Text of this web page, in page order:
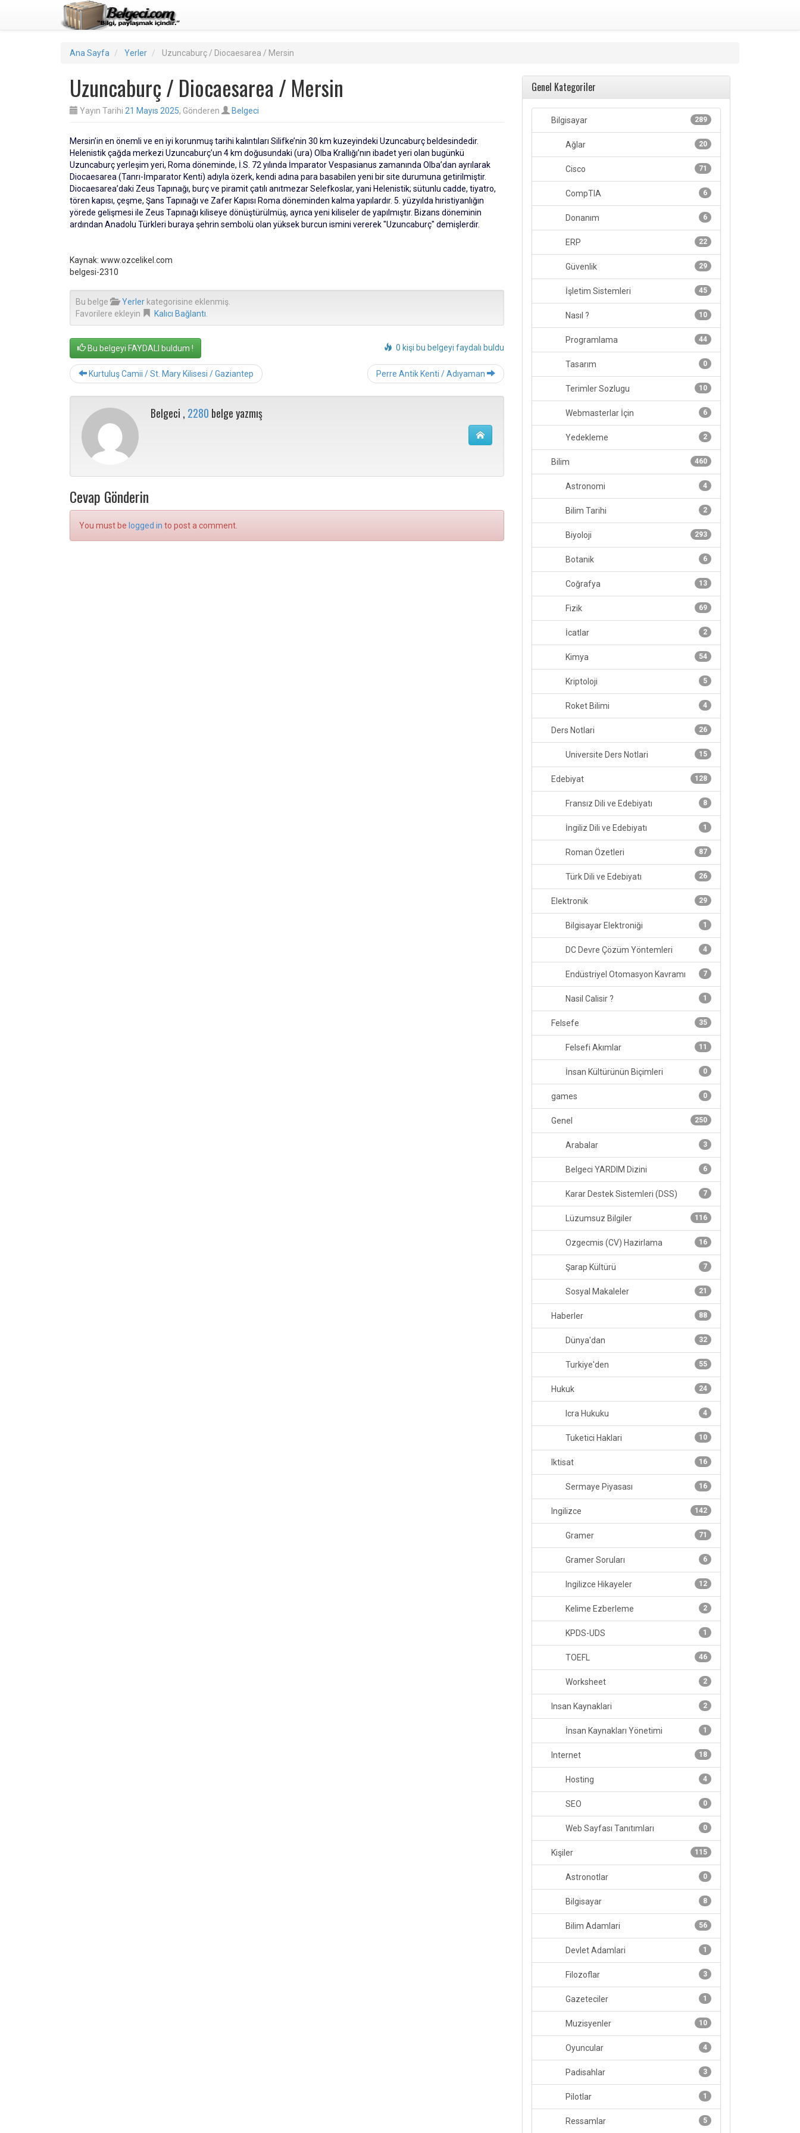
Ana Sayfa Yerler Uzuncaburç / Diocaesarea / Mersin
Uzuncaburç / Diocaesarea / Mersin
Yayın Tarihi 21 Mayıs 2025, Gönderen Belgeci
Mersin’in en önemli ve en iyi korunmuş tarihi kalıntıları Silifke’nin 30 km kuzeyindeki Uzuncaburç beldesindedir.
Helenistik çağda merkezi Uzuncaburç’un 4 km doğusundaki (ura) Olba Krallığı’nın ibadet yeri olan bugünkü
Uzuncaburç yerleşim yeri, Roma döneminde, İ.S. 72 yılında İmparator Vespasianus zamanında Olba’dan ayrılarak
Diocaesarea (Tanrı-İmparator Kenti) adıyla özerk, kendi adına para basabilen yeni bir site durumuna getirilmiştir.
Diocaesarea’daki Zeus Tapınağı, burç ve piramit çatılı anıtmezar Selefkoslar, yani Helenistik; sütunlu cadde, tiyatro,
tören kapısı, çeşme, Şans Tapınağı ve Zafer Kapısı Roma döneminden kalma yapılardır. 5. yüzyılda hıristiyanlığın
yörede gelişmesi ile Zeus Tapınağı kiliseye dönüştürülmüş, ayrıca yeni kiliseler de yapılmıştır. Bizans döneminin
ardından Anadolu Türkleri buraya şehrin sembolü olan yüksek burcun ismini vererek "Uzuncaburç" demişlerdir.
Kaynak: www.ozcelikel.com
belgesi-2310
Bu belge Yerler kategorisine eklenmiş.
Favorilere ekleyin
Kalıcı Bağlantı
0 kişi bu belgeyi faydalı buldu
Bu belgeyi FAYDALI buldum !
Kurtuluş Camii / St. Mary Kilisesi / Gaziantep Perre Antik Kenti / Adıyaman
Belgeci , 2280 belge yazmış
Cevap Gönderin
You must be logged in to post a comment.
Genel Kategoriler
289
Bilgisayar
20
Ağlar
71
Cisco
6
CompTIA
6
Donanım
22
ERP
29
Güvenlik
45
İşletim Sistemleri
10
Nasıl ?
44
Programlama
0
Tasarım
10
Terimler Sozlugu
6
Webmasterlar İçin
2
Yedekleme
460
Bilim
4
Astronomi
2
Bilim Tarihi
293
Biyoloji
6
Botanik
13
Coğrafya
69
Fizik
2
İcatlar
54
Kimya
5
Kriptoloji
4
Roket Bilimi
26
Ders Notlari
15
Universite Ders Notlari
128
Edebiyat
8
Fransız Dili ve Edebiyatı
1
İngiliz Dili ve Edebiyatı
87
Roman Özetleri
26
Türk Dili ve Edebiyatı
29
Elektronik
1
Bilgisayar Elektroniği
4
DC Devre Çözüm Yöntemleri
7
Endüstriyel Otomasyon Kavramı
1
Nasil Calisir ?
35
Felsefe
11
Felsefi Akımlar
0
İnsan Kültürünün Biçimleri
0
games
250
Genel
3
Arabalar
6
Belgeci YARDIM Dizini
7
Karar Destek Sistemleri (DSS)
116
Lüzumsuz Bilgiler
16
Ozgecmis (CV) Hazirlama
7
Şarap Kültürü
21
Sosyal Makaleler
88
Haberler
32
Dünya'dan
55
Turkiye'den
24
Hukuk
4
Icra Hukuku
10
Tuketici Haklari
16
Iktisat
16
Sermaye Piyasası
142
Ingilizce
71
Gramer
6
Gramer Soruları
12
Ingilizce Hikayeler
2
Kelime Ezberleme
1
KPDS-UDS
46
TOEFL
2
Worksheet
2
Insan Kaynaklari
1
İnsan Kaynakları Yönetimi
18
Internet
4
Hosting
0
SEO
0
Web Sayfası Tanıtımları
115
Kişiler
0
Astronotlar
8
Bilgisayar
56
Bilim Adamlari
1
Devlet Adamlari
3
Filozoflar
1
Gazeteciler
10
Muzisyenler
4
Oyuncular
3
Padisahlar
1
Pilotlar
5
Ressamlar